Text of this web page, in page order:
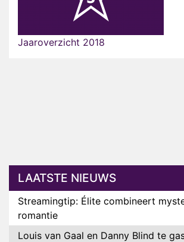
Jaaroverzicht 2018
LAATSTE NIEUWS
Streamingtip: Élite combineert
romantie
Louis van Gaal en Danny Blind te